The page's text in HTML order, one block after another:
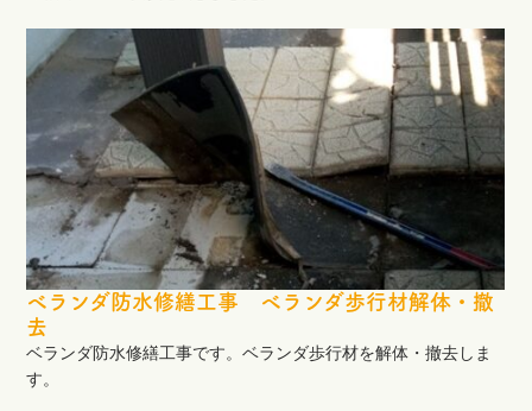
ベランダ防水修繕工事 ベランダ歩行材解体・撤
去
ベランダ防水修繕工事です。ベランダ歩行材を解体・撤去しま
す。